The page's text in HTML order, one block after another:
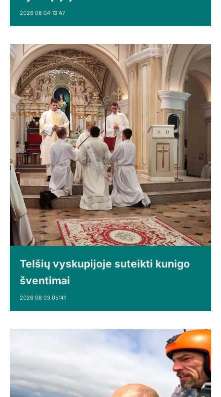
2026 08 04 13:47
Telšių vyskupijoje suteikti kunigo
šventimai
2026 08 03 05:41